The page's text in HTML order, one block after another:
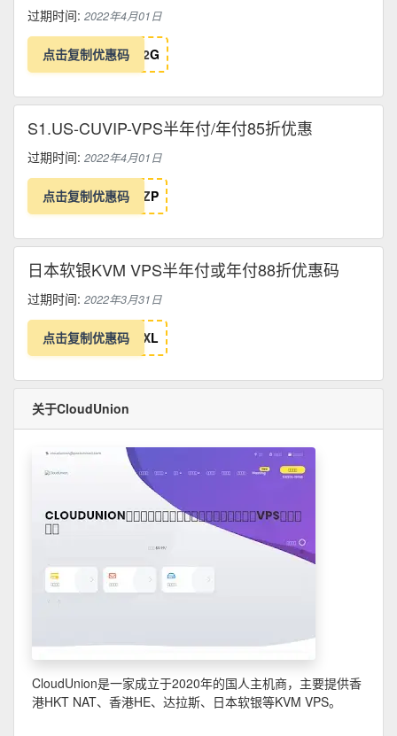
过期时间: 2022年4月01日
点击复制优惠码 2G
S1.US-CUVIP-VPS半年付/年付85折优惠
过期时间: 2022年4月01日
点击复制优惠码 ZP
日本软银KVM VPS半年付或年付88折优惠码
过期时间: 2022年3月31日
点击复制优惠码 XL
关于CloudUnion
CloudUnion是一家成立于2020年的国人主机商，主要提供香
港HKT NAT、香港HE、达拉斯、日本软银等KVM VPS。